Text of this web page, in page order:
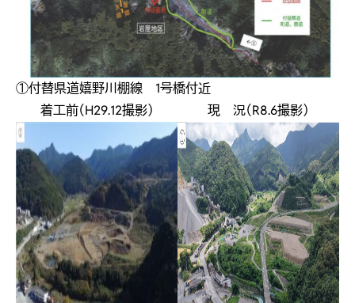
①付替県道嬉野川棚線 1号橋付近
着工前（H29.12撮影）
現 況（R8.6撮影）